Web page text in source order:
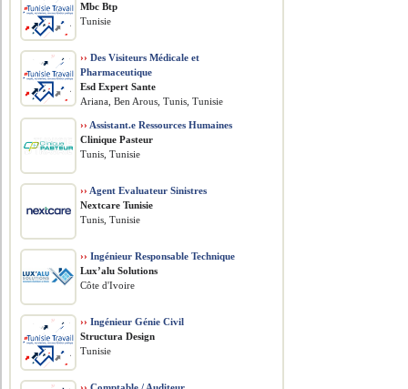
Mbc Btp
Tunisie
›› Des Visiteurs Médicale et
Pharmaceutique
Esd Expert Sante
Ariana, Ben Arous, Tunis, Tunisie
›› Assistant.e Ressources Humaines
Clinique Pasteur
Tunis, Tunisie
›› Agent Evaluateur Sinistres
Nextcare Tunisie
Tunis, Tunisie
›› Ingénieur Responsable Technique
Lux’alu Solutions
Côte d'Ivoire
›› Ingénieur Génie Civil
Structura Design
Tunisie